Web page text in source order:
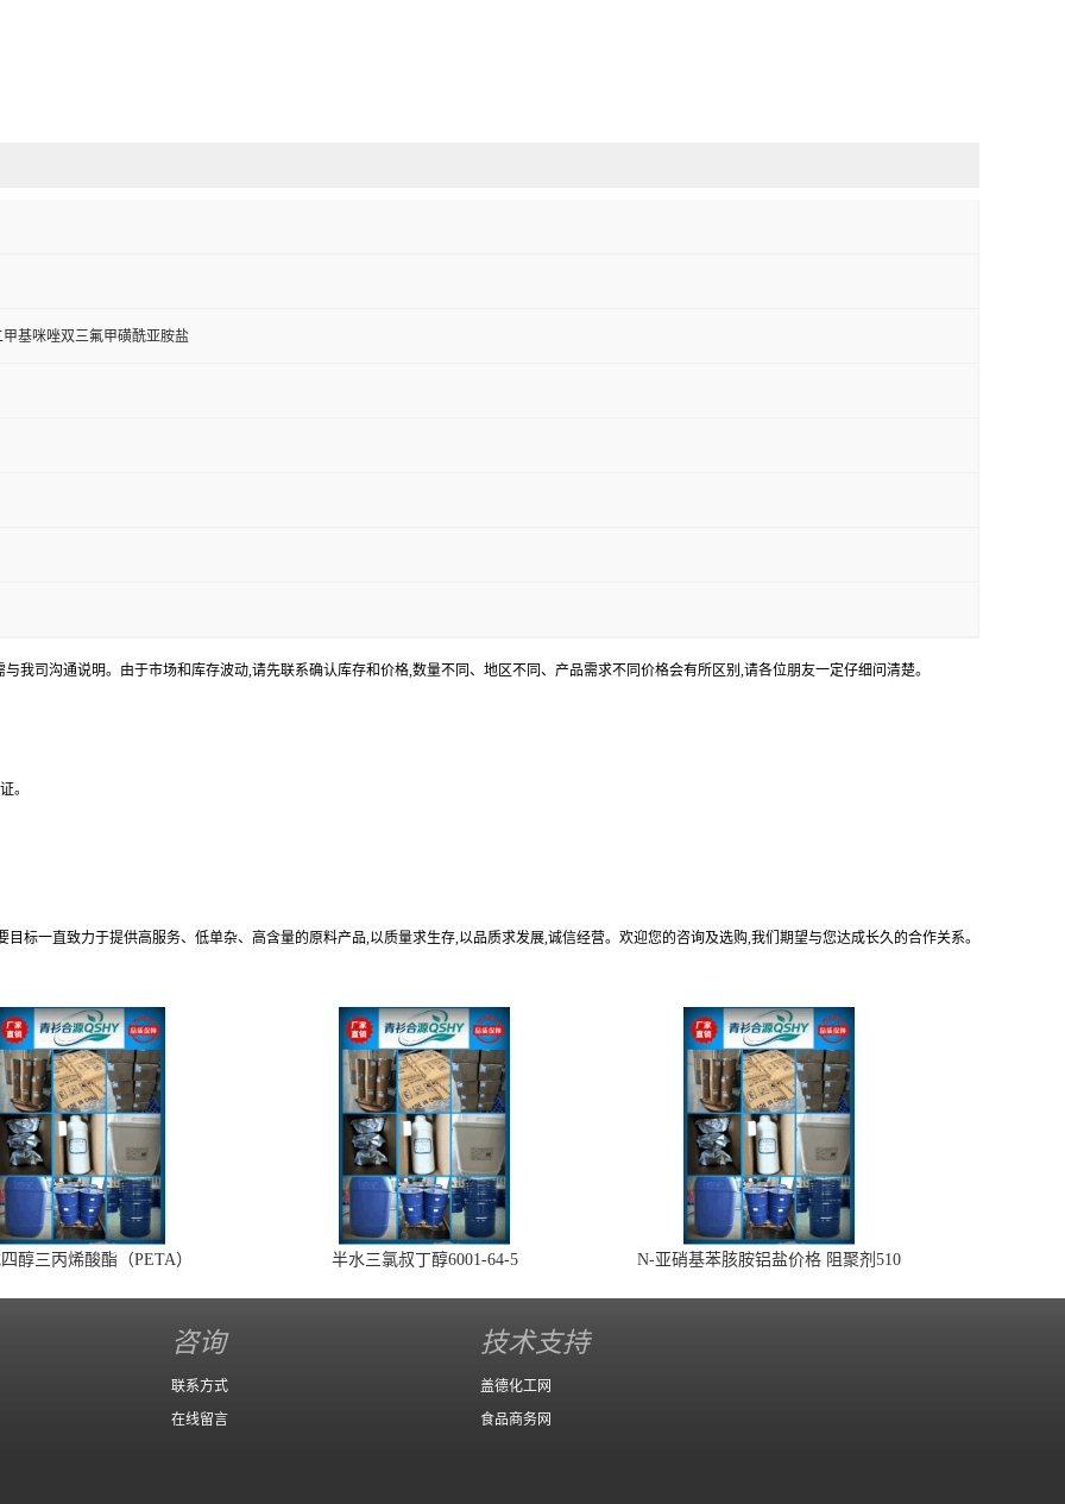
甲基咪唑双三氟甲磺酰亚胺盐
我司沟通说明。由于市场和库存波动,请先联系确认库存和价格,数量不同、地区不同、产品需求不同价格会有所区别,请各位朋友一定仔细问清楚。
。
标一直致力于提供高服务、低单杂、高含量的原料产品,以质量求生存,以品质求发展,诚信经营。欢迎您的咨询及选购,我们期望与您达成长久的合作关系。
醇三丙烯酸酯（PETA） 半水三氯叔丁醇6001-64-5 N-亚硝基苯胲胺铝盐价格 阻聚剂510
咨询
联系方式
在线留言
技术支持
盖德化工网
食品商务网